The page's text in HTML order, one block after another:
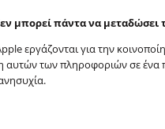
μπορεί πάντα να μεταδώσει
εργάζονται για την
αυτών των πληροφοριών σε